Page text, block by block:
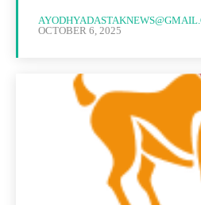
OCTOBER 6, 2025